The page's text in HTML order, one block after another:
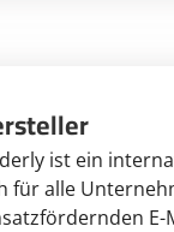
ist ein
für alle
E-